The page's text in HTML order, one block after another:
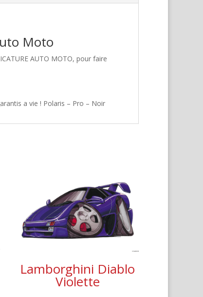
Moto
AUTO MOTO, pour faire
a vie ! Polaris – Pro – Noir
Lamborghini Diablo
Violette